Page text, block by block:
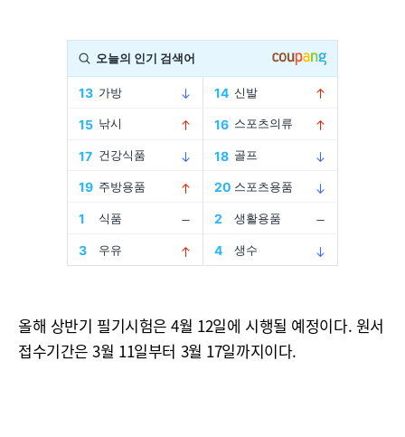
올해 상반기 필기시험은 4월 12일에 시행될 예정이다. 원서
접수기간은 3월 11일부터 3월 17일까지이다.